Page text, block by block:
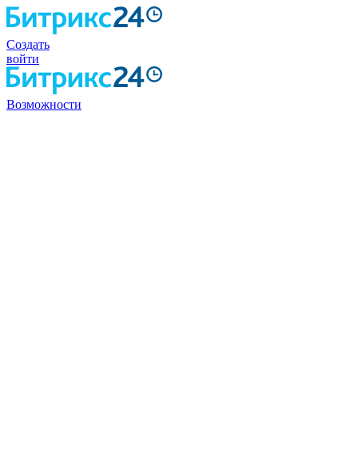
Создать
войти
Возможности